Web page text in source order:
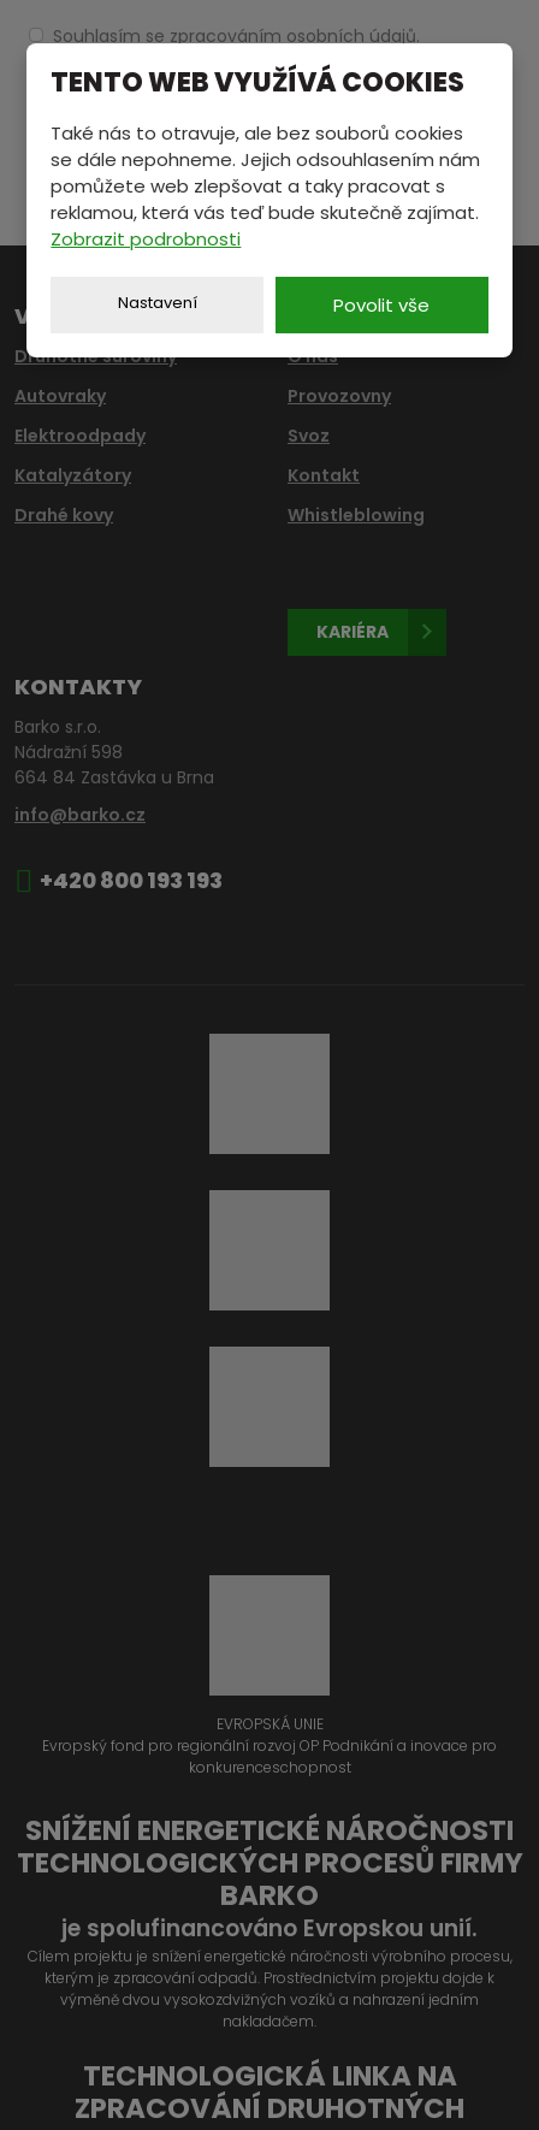
Souhlasím
zpracováním
údajů.
Souhlasím se zpracováním osobních údajů.
Položky označené hvězdičkou ( * ) jsou povinné.
ODESLAT
Formulář
se
nepodařilo
VYKUPUJEME
Druhotné suroviny
Autovraky
Elektroodpady
Katalyzátory
Drahé kovy
DŮLEŽITÉ ODKAZY
O nás
Provozovny
Svoz
Kontakt
Whistleblowing
KARIÉRA
KONTAKTY
Barko s.r.o.
Nádražní 598
664 84 Zastávka u Brna
info@barko.cz
+420 800 193 193
EVROPSKÁ UNIE
Evropský fond pro regionální rozvoj OP Podnikání a inovace pro
konkurenceschopnost
SNÍŽENÍ ENERGETICKÉ NÁROČNOSTI
TECHNOLOGICKÝCH PROCESŮ FIRMY
BARKO
je spolufinancováno Evropskou unií.
Cílem projektu je snížení energetické náročnosti výrobního procesu,
kterým je zpracování odpadů. Prostřednictvím projektu dojde k
výměně dvou vysokozdvižných vozíků a nahrazení jedním
nakladačem.
TECHNOLOGICKÁ LINKA NA
ZPRACOVÁNÍ DRUHOTNÝCH
TENTO WEB VYUŽÍVÁ COOKIES
Také nás to otravuje, ale bez souborů cookies
se dále nepohneme. Jejich odsouhlasením nám
pomůžete web zlepšovat a taky pracovat s
reklamou, která vás teď bude skutečně zajímat.
Zobrazit podrobnosti
Nastavení Povolit vše